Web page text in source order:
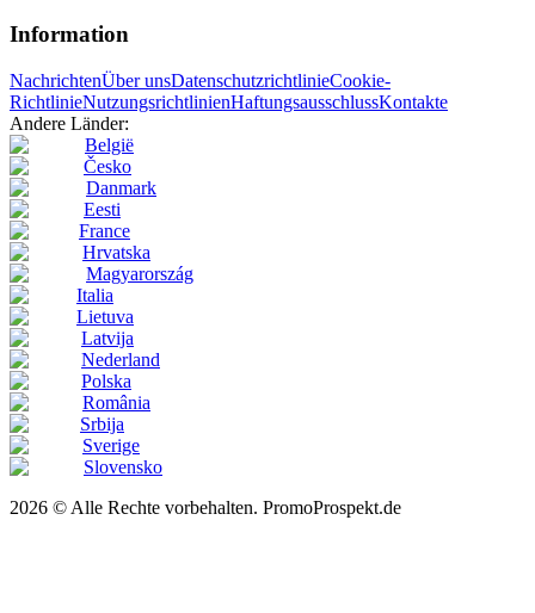
Information
NachrichtenÜber unsDatenschutzrichtlinieCookie-
RichtlinieNutzungsrichtlinienHaftungsausschlussKontakte
Andere Länder:
België
Česko
Danmark
Eesti
France
Hrvatska
Magyarország
Italia
Lietuva
Latvija
Nederland
Polska
România
Srbija
Sverige
Slovensko
2026 © Alle Rechte vorbehalten. PromoProspekt.de